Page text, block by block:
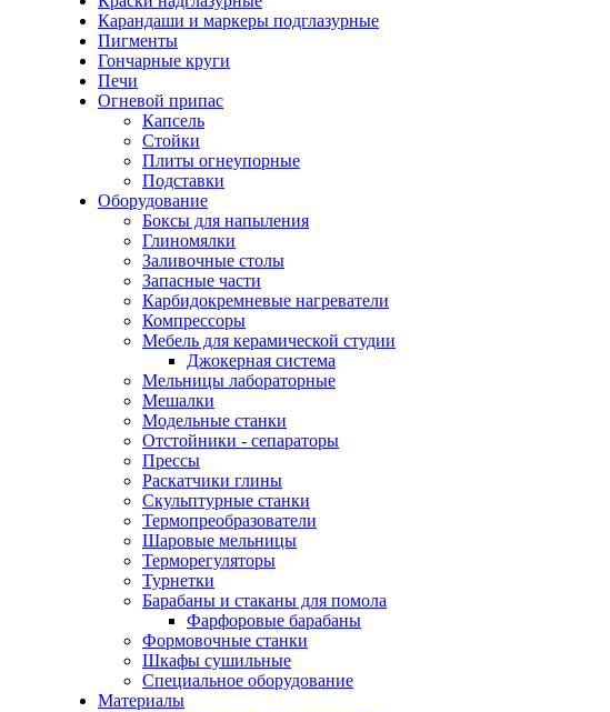
Карандаши и маркеры подглазурные
Пигменты
Гончарные круги
Печи
Огневой припас
Капсель
Стойки
Плиты огнеупорные
Подставки
Оборудование
Боксы для напыления
Глиномялки
Заливочные столы
Запасные части
Карбидокремневые нагреватели
Компрессоры
Мебель для керамической студии
Джокерная система
Мельницы лабораторные
Мешалки
Модельные станки
Отстойники - сепараторы
Прессы
Раскатчики глины
Скульптурные станки
Термопреобразователи
Шаровые мельницы
Терморегуляторы
Турнетки
Барабаны и стаканы для помола
Фарфоровые барабаны
Формовочные станки
Шкафы сушильные
Специальное оборудование
Материалы